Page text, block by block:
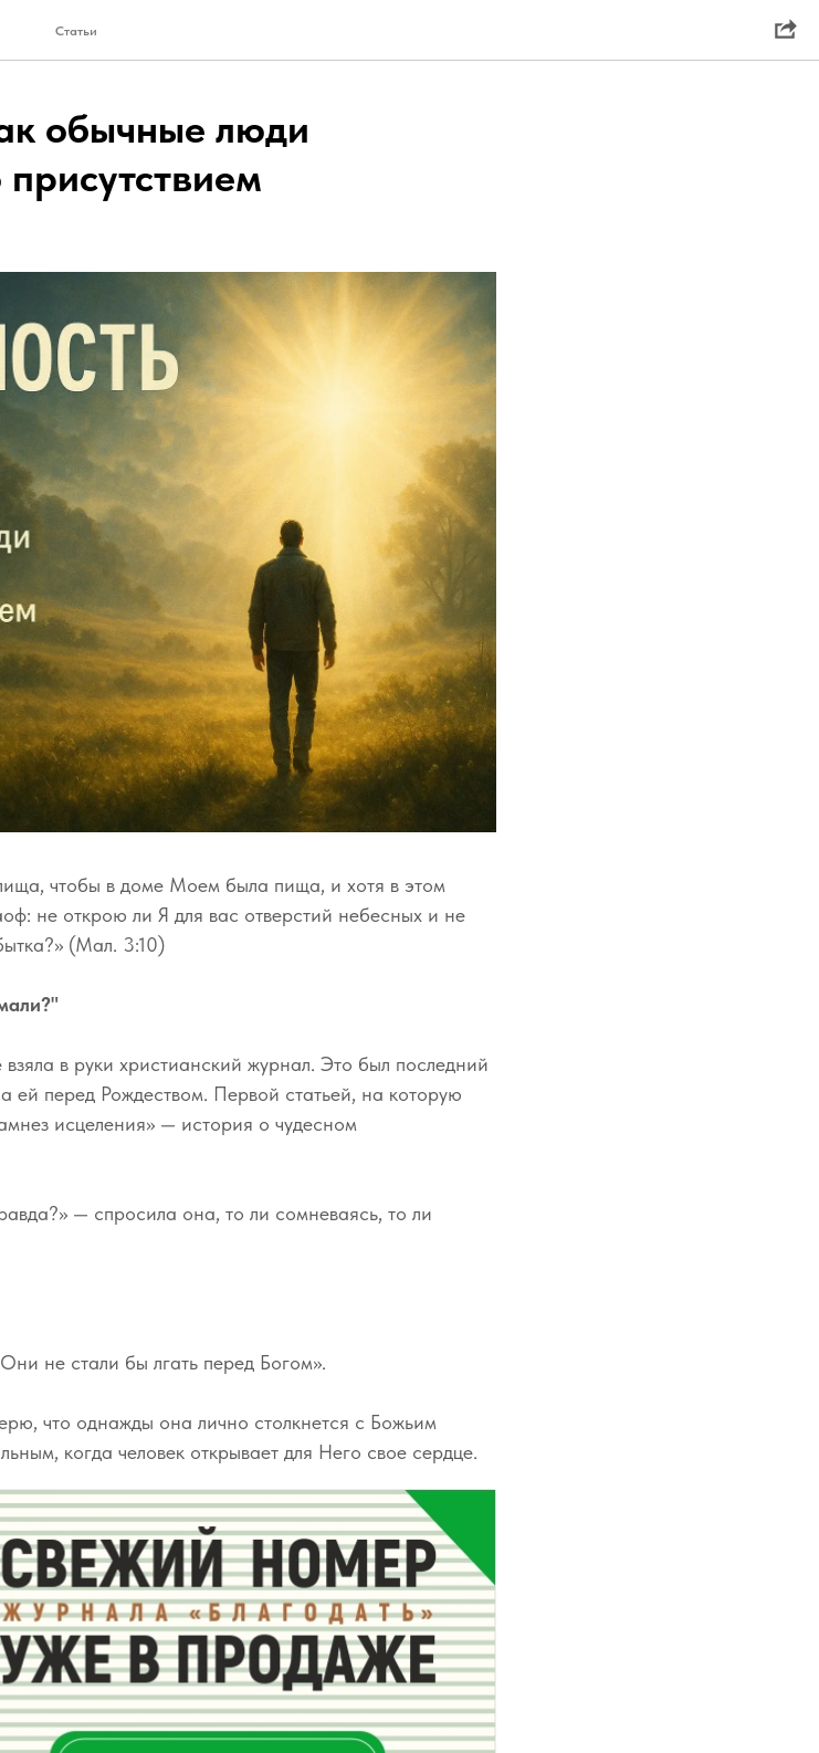
Статьи
обычные люди
присутствием
чтобы в доме Моем была пища, и хотя в этом
не открою ли Я для вас отверстий небесных и не
(Мал. 3:10)
в руки христианский журнал. Это был последний
ей перед Рождеством. Первой статьей, на которую
исцеления» — история о чудесном
— спросила она, то ли сомневаясь, то ли
не стали бы лгать перед Богом».
что однажды она лично столкнется с Божьим
когда человек открывает для Него свое сердце.